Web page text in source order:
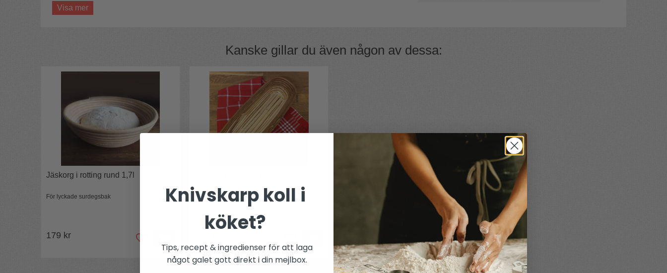
Material:Rostfritt stål, plast
Mått:Bladlängd 18 cm
med porslinsbryne, diamantbryne eller slipsten
Visa mer
Kanske gillar du även någon av dessa:
Jäskorg i rotting rund 1,7l
För lyckade surdegsbak
179 kr
För snyggare bröd
Knivskarp koll i
köket?
Tips, recept & ingredienser för att laga
något galet gott direkt i din mejlbox.